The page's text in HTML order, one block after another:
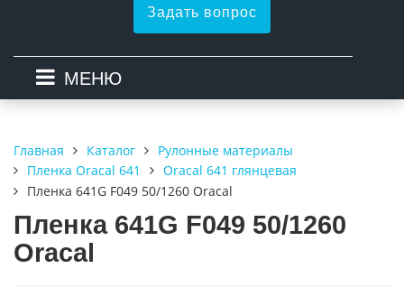
Задать вопрос
МЕНЮ
Главная Каталог
Рулонные материалы
Пленка Oracal 641
Oracal 641 глянцевая
Пленка 641G F049 50/1260 Oracal
Пленка 641G F049 50/1260
Oracal